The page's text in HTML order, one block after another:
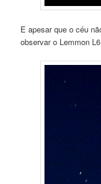
E apesar que o céu
observar o Lemmon